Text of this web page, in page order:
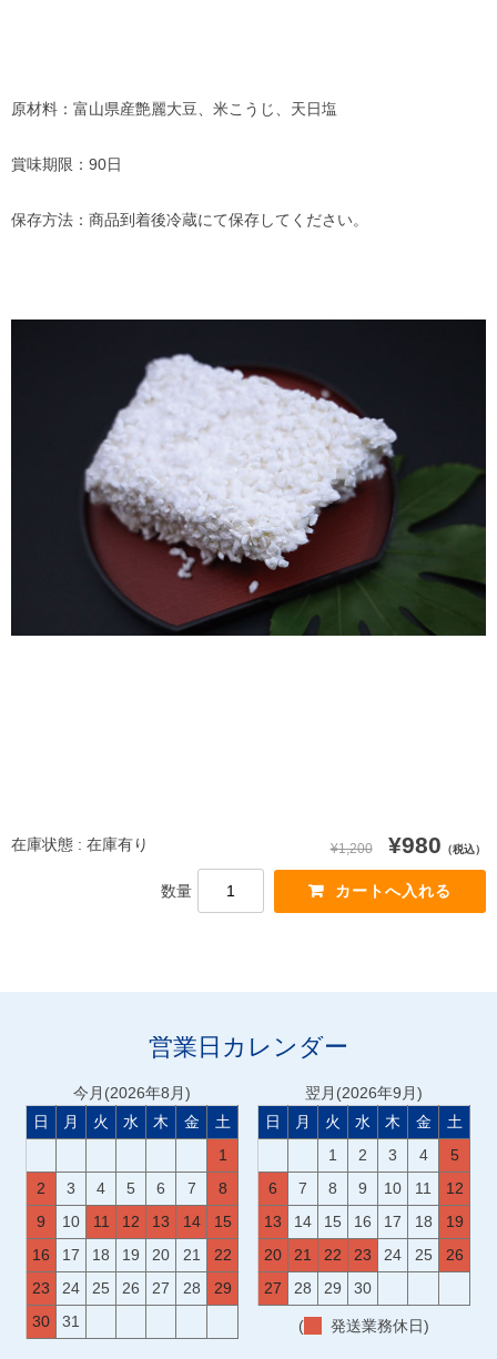
原材料：富山県産艶麗大豆、米こうじ、天日塩
賞味期限：90日
保存方法：商品到着後冷蔵にて保存してください。
在庫状態 : 在庫有り ¥1,200 ¥980 （税込）
数量
営業日カレンダー
今月(2026年8月)
日
月 火 水 木 金
土
1
2
3 4 5 6 7
8
9
10 11 12 13 14
15
16
17 18 19 20 21
22
23
24 25 26 27 28
29
30
31
翌月(2026年9月)
日
月 火 水 木 金
土
1
2 3 4
5
6
7 8 9 10 11
12
13
14 15 16 17 18
19
20
21 22 23 24 25
26
27
28 29 30
( 発送業務休日)